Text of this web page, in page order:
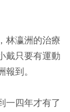
林瀛洲的治療
戴只要有運動
到。
一四年才有了